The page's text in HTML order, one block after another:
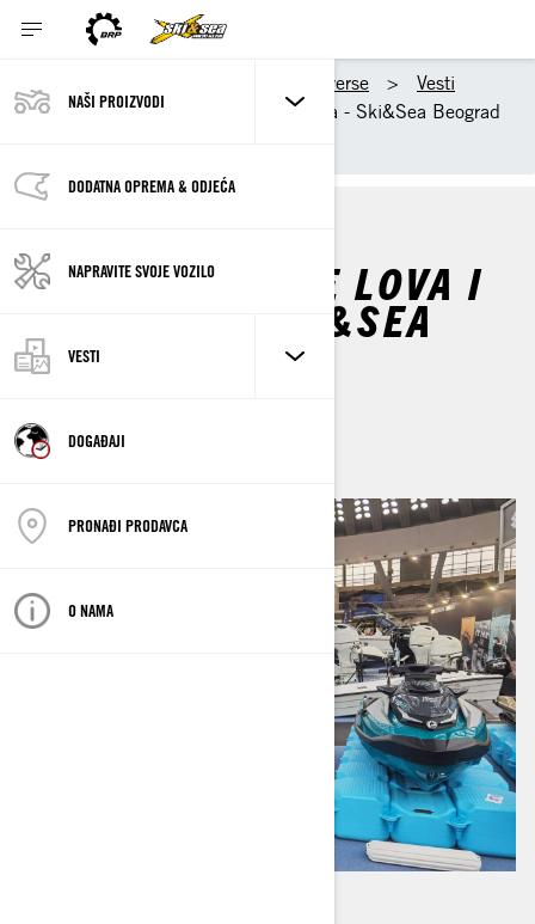
NAŠI PROIZVODI
DODATNA OPREMA & ODJEĆA
NAPRAVITE SVOJE VOZILO
VESTI
DOGAĐAJI
PRONAĐI PRODAVCA
O NAMA
BRP Universe
Vesti
Sajam nautike lova i ribolova - Ski&Sea Beograd
SAJAM NAUTIKE LOVA I
RIBOLOVA - SKI&SEA
BEOGRAD 2025